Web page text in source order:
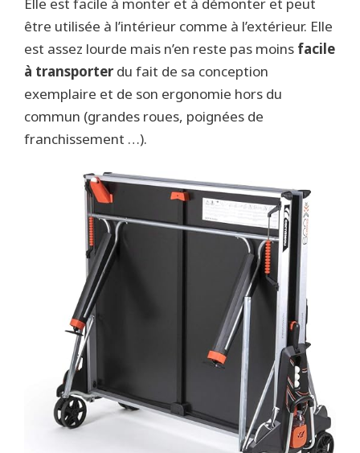
Elle est facile à monter et à démonter et peut
être utilisée à l’intérieur comme à l’extérieur. Elle
est assez lourde mais n’en reste pas moins facile
à transporterdu fait de sa conception
exemplaire et de son ergonomie hors du
commun (grandes roues, poignées de
franchissement …).